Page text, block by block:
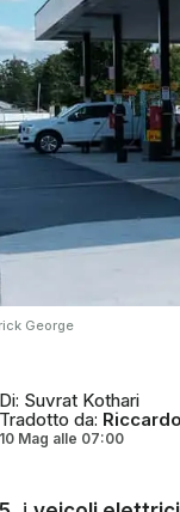
George
Di: Suvrat Kothari
Tradotto da:
10 Mag alle 07:00